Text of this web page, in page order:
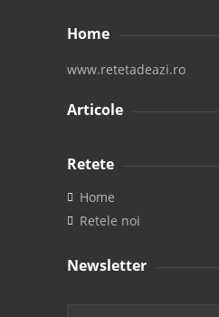
Home
www.retetadeazi.ro
Articole
Retete
Home
Retele noi
Newsletter